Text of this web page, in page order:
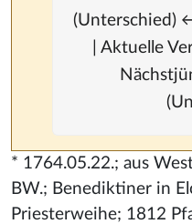
(Unterschied)
| Aktuelle
* 1764.05.22.; aus
BW.; Benediktiner in
Priesterweihe; 1812